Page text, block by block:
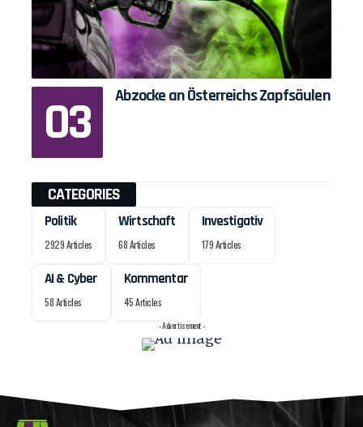
Abzocke an Österreichs Zapfsäulen
CATEGORIES
Politik
2929 Articles
Wirtschaft
68 Articles
Investigativ
179 Articles
AI & Cyber
58 Articles
Kommentar
45 Articles
- Advertisement -